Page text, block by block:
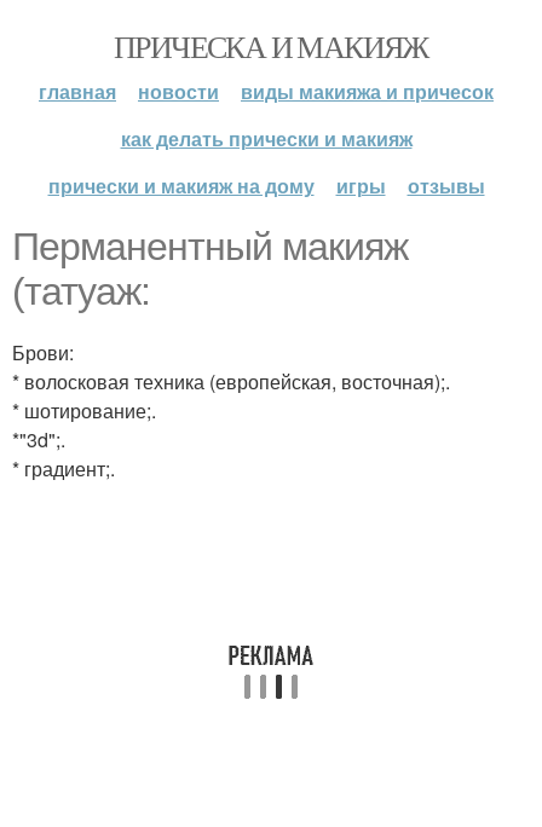
ПРИЧЕСКА И МАКИЯЖ
главная новости
виды макияжа и причесок
как делать прически и макияж
прически и макияж на дому
игры отзывы
Перманентный макияж
(татуаж:
Брови:
* волосковая техника (европейская, восточная);.
* шотирование;.
*"3d";.
* градиент;.